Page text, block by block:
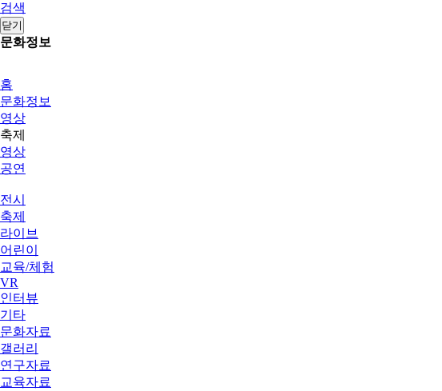
검색
닫기
문화정보
홈
문화정보
영상
축제
영상
공연
전시
축제
라이브
어린이
교육/체험
VR
인터뷰
기타
문화자료
갤러리
연구자료
교육자료